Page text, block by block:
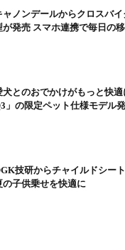
の特長
ャノンデールからクロスバ
が発売 スマホ連携で毎日の
犬とのおでかけがもっと快
」の限定ペット仕様モデル
技研からチャイルドシー
の子供乗せを快適に